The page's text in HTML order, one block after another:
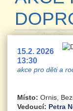
15.2. 2026
13:30
akce pro děti a
Místo: Ornis,
Vedoucí: Petra